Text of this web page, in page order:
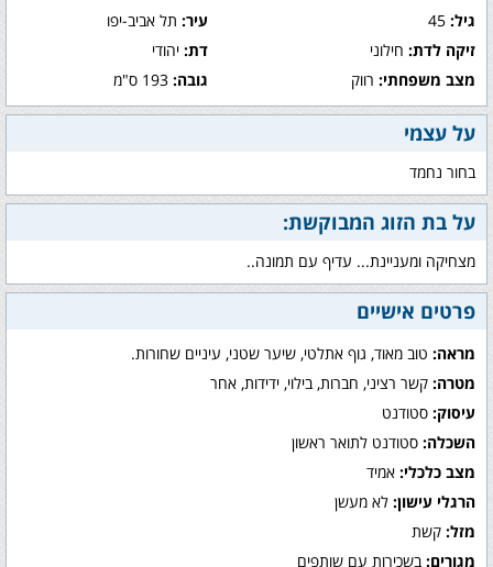
גיל: עיר:תל אביב-יפו
זיקה לדת: חילוני דת:יהודי
מצב משפחתי: רווק גובה:193 ס"מ
על עצמי
בחור נחמד
על בת הזוג המבוקשת:
מצחיקה ומעניינת... עדיף עם תמונה..
פרטים אישיים
מראה: טוב מאוד, גוף אתלטי, שיער שטני, עיניים שחורות.
מטרה: קשר רציני, חברות, בילוי, ידידות, אחר
עיסוק: סטודנט
השכלה: סטודנט לתואר ראשון
מצב כלכלי: אמיד
הרגלי עישון: לא מעשן
מזל: קשת
מגורים: בשכירות עם שותפים